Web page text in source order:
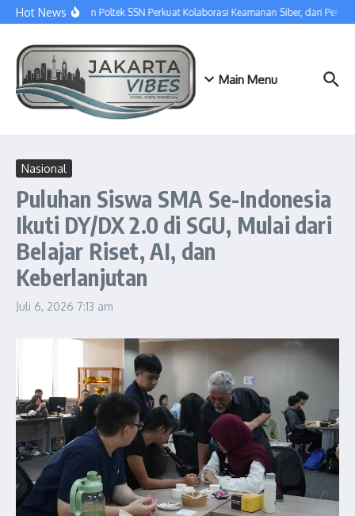
Lewati ke konten
Hot NewsSGU dan Poltek SSN Perkuat Kolaborasi Keamanan Siber, dari
Main Menu
Nasional
Puluhan Siswa SMA Se-Indonesia
Ikuti DY/DX 2.0 di SGU, Mulai dari
Belajar Riset, AI, dan
Keberlanjutan
Juli 6, 2026 7:13 am